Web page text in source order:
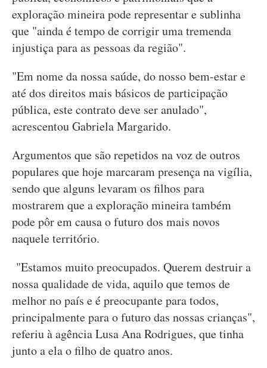
exploração mineira pode representar e sublinha
que "ainda é tempo de corrigir uma tremenda
injustiça para as pessoas da região".
"Em nome da nossa saúde, do nosso bem-estar e
até dos direitos mais básicos de participação
pública, este contrato deve ser anulado",
acrescentou Gabriela Margarido.
Argumentos que são repetidos na voz de outros
populares que hoje marcaram presença na vigília,
sendo que alguns levaram os filhos para
mostrarem que a exploração mineira também
pode pôr em causa o futuro dos mais novos
naquele território.
"Estamos muito preocupados. Querem destruir a
nossa qualidade de vida, aquilo que temos de
melhor no país e é preocupante para todos,
principalmente para o futuro das nossas crianças",
referiu à agência Lusa Ana Rodrigues, que tinha
junto a ela o filho de quatro anos.